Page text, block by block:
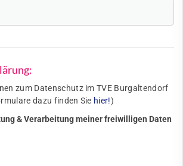
zum Datenschutz im TVE Burgaltendorf
dazu finden Sie hier!)
& Verarbeitung meiner freiwilligen Daten